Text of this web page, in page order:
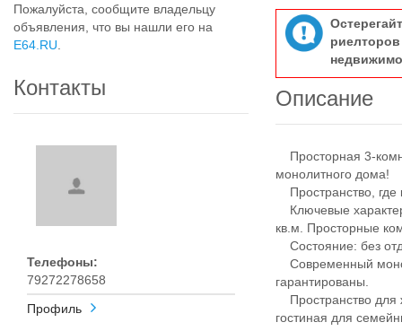
Пожалуйста, сообщите владельцу
объявления, что вы нашли его на
E64.RU
Контакты
Телефоны:
79272278658
Профиль
Описание
Просторная
монолитного дома!
Пространство, где
Ключевые
кв.м. Просторные
Состояние: без
Современный
гарантированы.
Пространство для
гостиная для